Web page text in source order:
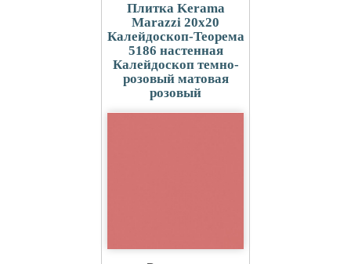
Плитка Kerama
Marazzi 20x20
Калейдоскоп-Теорема
5186 настенная
Калейдоскоп темно-
розовый матовая
розовый